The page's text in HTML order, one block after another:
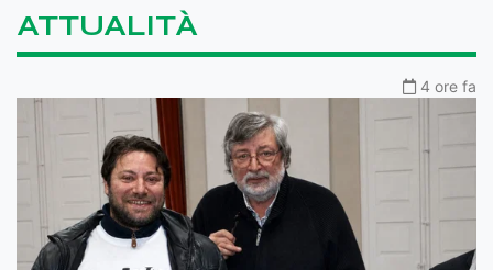
ATTUALITÀ
4 ore fa